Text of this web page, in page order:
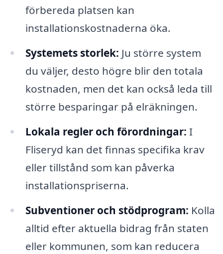
förbereda platsen kan
installationskostnaderna öka.
Systemets storlek: Ju större system
du väljer, desto högre blir den totala
kostnaden, men det kan också leda till
större besparingar på elräkningen.
Lokala regler och förordningar: I
Fliseryd kan det finnas specifika krav
eller tillstånd som kan påverka
installationspriserna.
Subventioner och stödprogram: Kolla
alltid efter aktuella bidrag från staten
eller kommunen, som kan reducera